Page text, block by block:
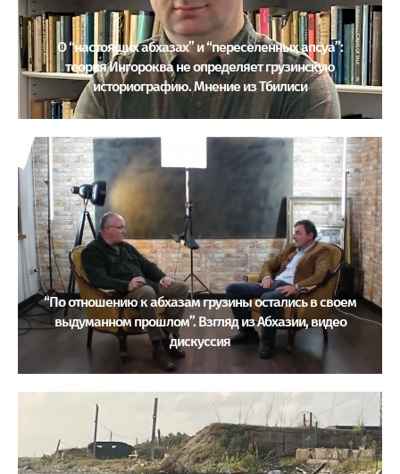
О “настоящих абхазах” и “переселенных апсуа”:
теория Ингороква не определяет грузинскую
историографию. Мнение из Тбилиси
“По отношению к абхазам грузины остались в своем
выдуманном прошлом”. Взгляд из Абхазии, видео
дискуссия